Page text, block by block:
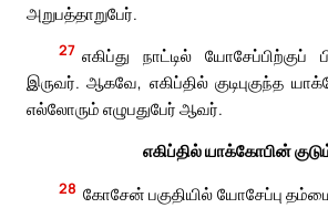
அறுபத்தாறுபேர்.
27 எகிப்து நாட்டில் யோசேப்பிற்குப்
இருவர். ஆகவே, எகிப்தில் குடிபுகுந்த
எல்லோரும் எழுபதுபேர் ஆவர்.
எகிப்தில் யாக்கோபின்
28 கோசேன் பகுதியில் யோசேப்பு தம்மை